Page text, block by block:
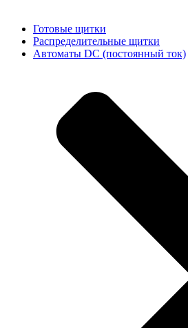
Готовые щитки
Распределительные щитки
Автоматы DC (постоянный ток)